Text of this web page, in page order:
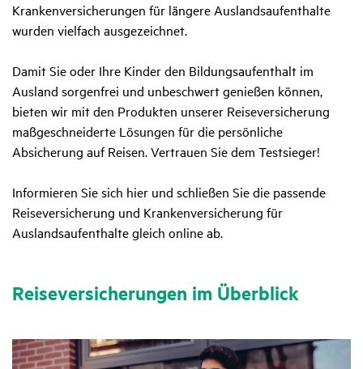
Krankenversicherungen für längere Auslandsaufenthalte
wurden vielfach ausgezeichnet.
Damit Sie oder Ihre Kinder den Bildungsaufenthalt im
Ausland sorgenfrei und unbeschwert genießen können,
bieten wir mit den Produkten unserer Reiseversicherung
maßgeschneiderte Lösungen für die persönliche
Absicherung auf Reisen. Vertrauen Sie dem Testsieger!
Informieren Sie sich hier und schließen Sie die passende
Reiseversicherung und Krankenversicherung für
Auslandsaufenthalte gleich online ab.
Reise­ver­si­che­rungen im Über­blick